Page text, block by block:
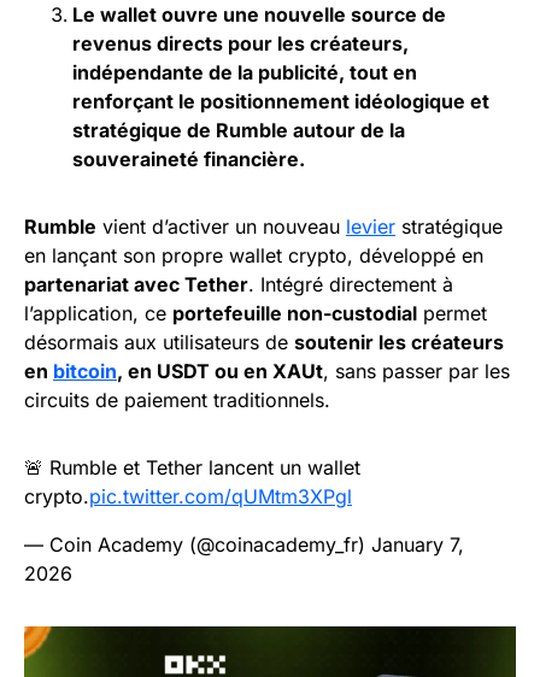
Le wallet ouvre une nouvelle source de
revenus directs pour les créateurs,
indépendante de la publicité, tout en
renforçant le positionnement idéologique et
stratégique de Rumble autour de la
souveraineté financière.
Rumble vient d’activer un nouveau levier stratégique
en lançant son propre wallet crypto, développé en
partenariat avec Tether. Intégré directement à
l’application, ce portefeuille non-custodial permet
désormais aux utilisateurs de soutenir les créateurs
en bitcoin, en USDT ou en XAUt, sans passer par les
circuits de paiement traditionnels.
🚨 Rumble et Tether lancent un wallet
crypto.pic.twitter.com/qUMtm3XPgl
— Coin Academy (@coinacademy_fr) January 7,
2026